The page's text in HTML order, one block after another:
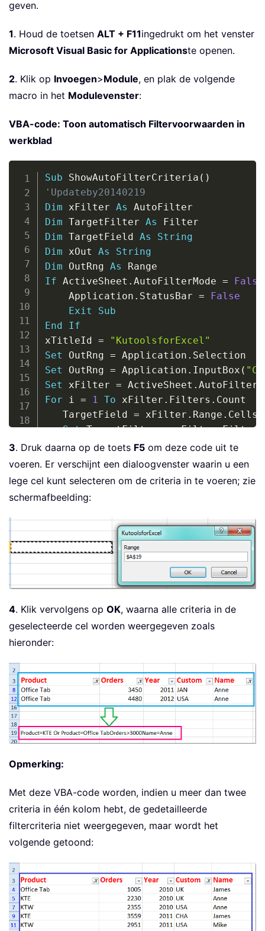
geven.
1. Houd de toetsen ALT + F11ingedrukt om het venster
Microsoft Visual Basic for Applicationste openen.
2. Klik op Invoegen>Module, en plak de volgende
macro in het Modulevenster:
VBA-code: Toon automatisch Filtervoorwaarden in
werkblad
Sub ShowAutoFilterCriteria ( )
'Updateby20140219
Dim xFilter As
Dim TargetFilter As
Dim TargetField As
String
Dim xOut As
String
Dim OutRng As
If ActiveSheet . AutoFilterMode =
False
    Application
. StatusBar =
False
Exit
Sub
End
If
xTitleId =
"KutoolsforExcel"
Set OutRng = Application .
Set OutRng = Application . InputBox (
Set xFilter = ActiveSheet .
For i = 1 To xFilter . Filters . Count
   TargetField
= xFilter . Range . Cells
Set TargetFilter = xFilter.Filters
If TargetFilter.On Then
On
Error
OutNext
        xOut
xOut
Select
Case TargetFilter .
            xOut
= xOut & " And " &
Case xlOr
            xOut
Case xlBottom10Items
            xOut
xOut & " (bottom
Case xlBottom10Percent
            xOut
= xOut & " (bottom
Case xlTop10Items
            xOut
= xOut & " (top
End Select
Next
OutRng.Value = xOut
OutNext:
ErrorHandler
End
Sub
3. Druk daarna op de toets F5 om deze code uit te
voeren. Er verschijnt een dialoogvenster waarin u een
lege cel kunt selecteren om de criteria in te voeren; zie
schermafbeelding:
4. Klik vervolgens op OK, waarna alle criteria in de
geselecteerde cel worden weergegeven zoals
hieronder:
Opmerking:
Met deze VBA-code worden, indien u meer dan twee
criteria in één kolom hebt, de gedetailleerde
filtercriteria niet weergegeven, maar wordt het
volgende getoond: